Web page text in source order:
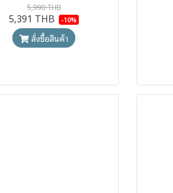
5,990 THB
5,391 THB -10%
สั่งซื้อสินค้า